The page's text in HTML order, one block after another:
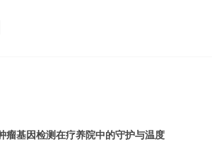
瘤基因检测在疗养院中的守护与温度